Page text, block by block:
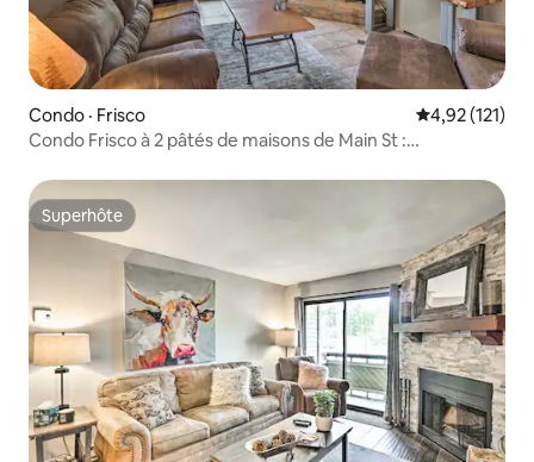
Condo · Frisco Note
4,92 (121)
Condo Frisco à 2 pâtés de maisons de Main St :
Superhôte
Superhôte